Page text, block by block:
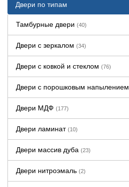
Двери по типам
Тамбурные двери (40)
Двери с зеркалом (34)
Двери с ковкой и стеклом (76)
Двери с порошковым напылением
Двери МДФ (177)
Двери ламинат (10)
Двери массив дуба (23)
Двери нитроэмаль (2)